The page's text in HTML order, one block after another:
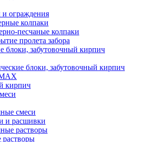
и ограждения
колпаки
песчаные колпаки
пролета забора
блоки, забутовочный кирпич
блоки, забутовочный кирпич
кирпич
смеси
и расшивки
растворы
растворы